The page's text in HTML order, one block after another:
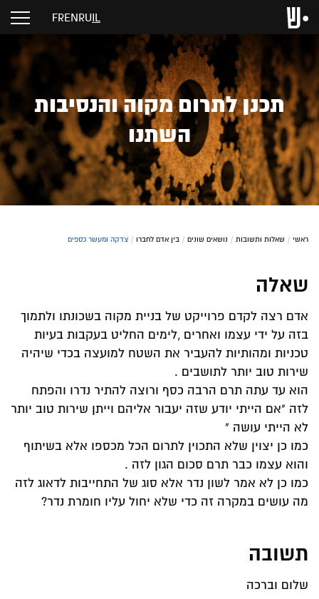
IL
RU
EN
FR
תכנן לתרום מקוה והנסיבות
השתנו
ראשי / שאלות ותשובות / נושאים שונים / בין אדם לחברו / צדקה ומעשר כספים
שאלה
אדם רצה לקדם פרוייקט של בניית מקוה בשכונתו ולתמוך
בזה על ידי עצמו ואחרים ,לימים החליט בעקבות בעיות
טכניות ומהותיות להעביר את השטח למועצה בכדי שיהיה
שירות טוב יותר לתושבים .
הוא עד עתה תרם הרבה כסף ורוצה להתיר נדרו והפתח
לזה "אם הייתי יודע שזה יעבור אליהם וייתן שירות טוב יותר
לא הייתי עושה "
כמו כן יצוין שלא התכוין לתרום הכל מכספו אלא בשיתוף
והוא עצמו כבר תרם סכום הגון לזה .
כמו כן לא אמר לשון נדר אלא סוג של התחייבות לדאוג לזה
מה עושים במקרה זה כדי שלא יחול עליו חומרת נדר?
תשובה
שלום וברכה